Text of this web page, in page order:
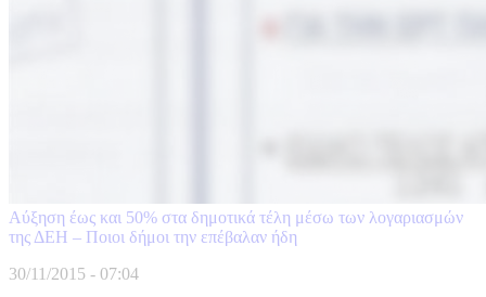
Αύξηση έως και 50% στα δημοτικά τέλη μέσω των λογαριασμών
της ΔΕΗ – Ποιοι δήμοι την επέβαλαν ήδη
30/11/2015 - 07:04